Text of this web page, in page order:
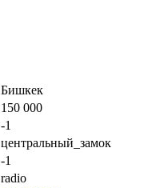
Бишкек
150 000
-1
центральный_замок
-1
radio